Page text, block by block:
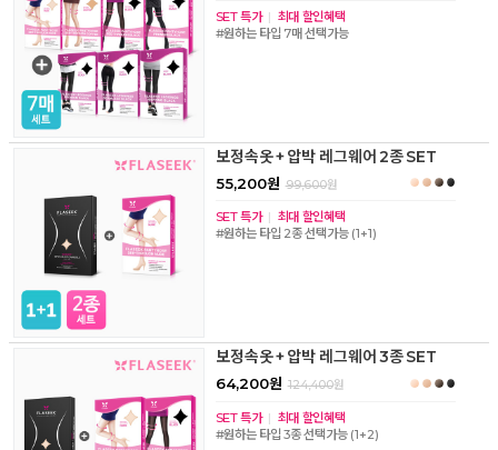
SET 특가 | 최대 할인혜택
#원하는 타입 7매 선택가능
보정속옷 + 압박 레그웨어 2종 SET
55,200원 99,600원
SET 특가 | 최대 할인혜택
#원하는 타입 2종 선택가능 (1+1)
보정속옷 + 압박 레그웨어 3종 SET
64,200원 124,400원
SET 특가 | 최대 할인혜택
#원하는 타입 3종 선택가능 (1+2)